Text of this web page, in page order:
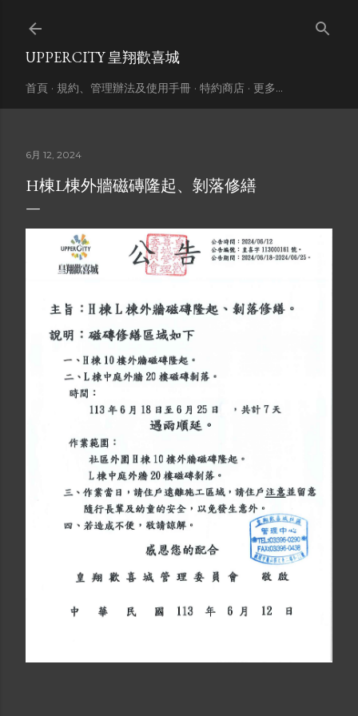
UPPERCITY 皇翔歡喜城
首頁 規約、管理辦法及使用手冊 特約商店 更多…
6月 12, 2024
H棟L棟外牆磁磚隆起、剝落修繕